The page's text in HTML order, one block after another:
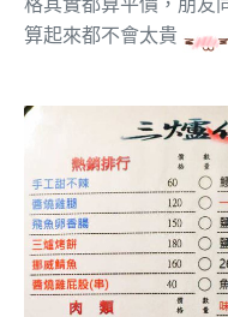
算起來都不會太貴